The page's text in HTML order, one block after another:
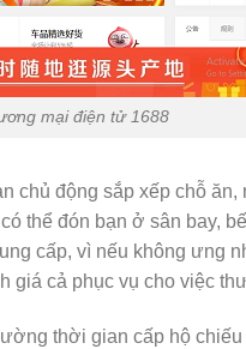
mại điện tử 1688
chủ động sắp xếp chỗ
thể đón bạn ở sân bay,
cấp, vì nếu không ưng
giá cả phục vụ cho việc
thời gian cấp hộ